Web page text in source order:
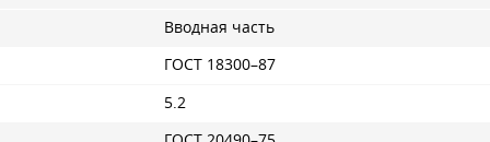
Вводная часть
ГОСТ 18300–87
5.2